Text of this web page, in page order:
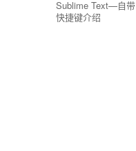
Sublime Text—自带
快捷键介绍